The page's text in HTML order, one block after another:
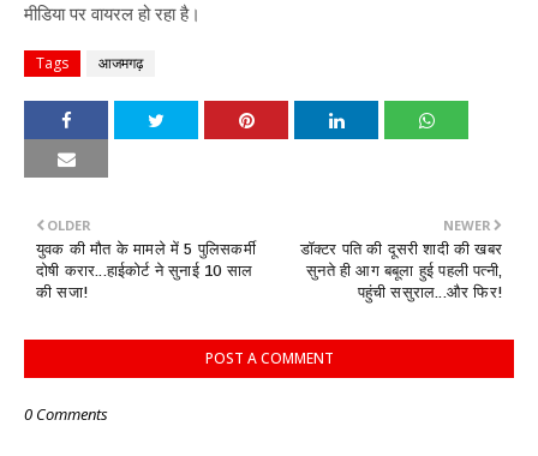
मीडिया पर वायरल हो रहा है।
Tags आजमगढ़
NEWER
डॉक्टर पति की दूसरी शादी की खबर
सुनते ही आग बबूला हुई पहली पत्नी,
पहुंची ससुराल...और फिर!
OLDER
युवक की मौत के मामले में 5 पुलिसकर्मी
दोषी करार...हाईकोर्ट ने सुनाई 10 साल
की सजा!
POST A COMMENT
0 Comments